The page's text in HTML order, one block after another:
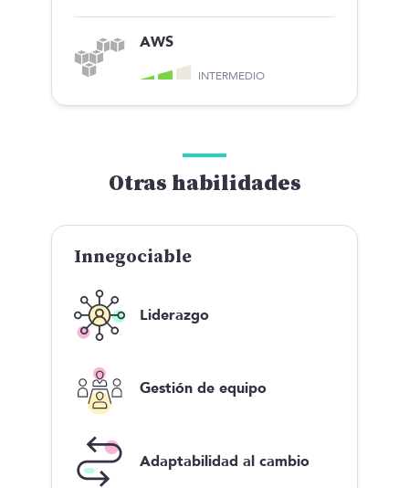
AWS
INTERMEDIO
Otras habilidades
Innegociable
Liderazgo
Gestión de equipo
Adaptabilidad al cambio